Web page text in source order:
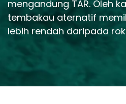
mengandung TAR. Oleh
tembakau aternatif
lebih rendah daripada